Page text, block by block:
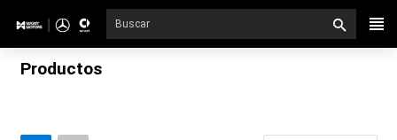
directamente
Productos